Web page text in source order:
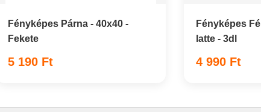
Fényképes Párna - 40x40 -
Fekete
5 190 Ft
Fényképes
latte - 3dl
4 990 Ft